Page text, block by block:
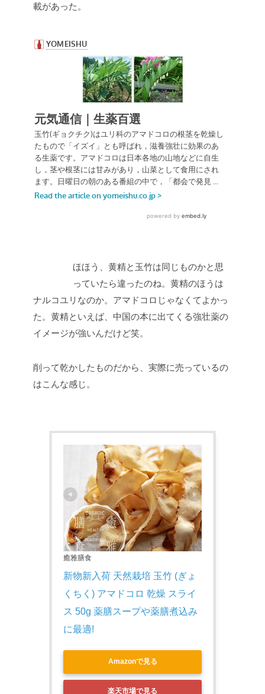
載があった。
ほほう、黄精と玉竹は同じものかと思
っていたら違ったのね。黄精のほうは
ナルコユリなのか。アマドコロじゃなくてよかっ
た。黄精といえば、中国の本に出てくる強壮薬の
イメージが強いんだけど笑。
削って乾かしたものだから、実際に売っているの
はこんな感じ。
癒雅膳食
新物新入荷 天然栽培 玉竹 (ぎょ
くちく) アマドコロ 乾燥 スライ
ス 50g 薬膳スープや薬膳煮込み
に最適!
Amazonで見る
楽天市場で見る